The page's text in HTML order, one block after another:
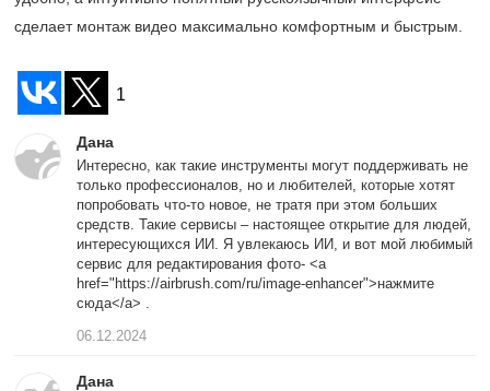
сделает монтаж видео максимально комфортным и быстрым.
1
Дана
Интересно, как такие инструменты могут поддерживать не
только профессионалов, но и любителей, которые хотят
попробовать что-то новое, не тратя при этом больших
средств. Такие сервисы – настоящее открытие для людей,
интересующихся ИИ. Я увлекаюсь ИИ, и вот мой любимый
сервис для редактирования фото- <a
href="https://airbrush.com/ru/image-enhancer">нажмите
сюда</a> .
06.12.2024
Дана